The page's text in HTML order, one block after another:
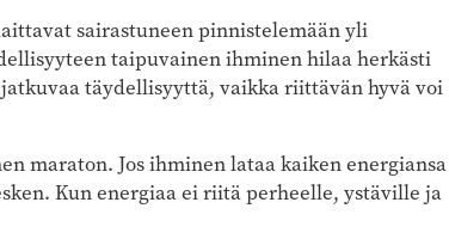
sairastuneen pinnistelemään yli
taipuvainen ihminen hilaa herkästi
täydellisyyttä, vaikka riittävän hyvä voi
maraton. Jos ihminen lataa kaiken energiansa
Kun energiaa ei riitä perheelle, ystäville ja